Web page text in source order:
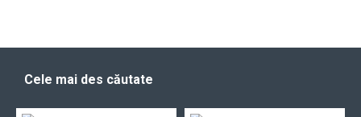
Cele mai des căutate